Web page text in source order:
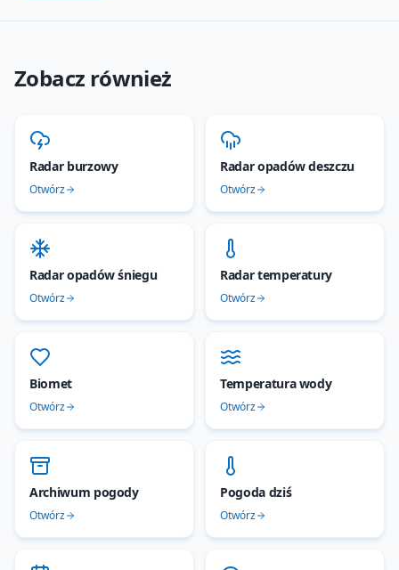
Zobacz również
Radar burzowy
Otwórz
Radar opadów deszczu
Otwórz
Radar opadów śniegu
Otwórz
Radar temperatury
Otwórz
Biomet
Otwórz
Temperatura wody
Otwórz
Archiwum pogody
Otwórz
Pogoda dziś
Otwórz